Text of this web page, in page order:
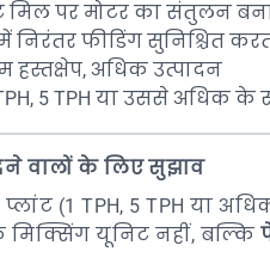
पर मोटर का संतुलन बना
निरंतर फीडिंग सुनिश्चित
अधिक उत्पादन
5 TPH या उससे अधिक के
वालों के लिए सुझाव
(1 TPH, 5 TPH या
मिक्सिंग यूनिट नहीं, बल्कि